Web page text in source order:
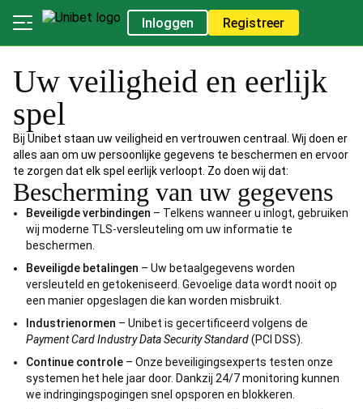
Inloggen Registreer
Uw veiligheid en eerlijk
spel
Bij Unibet staan uw veiligheid en vertrouwen centraal. Wij doen er
alles aan om uw persoonlijke gegevens te beschermen en ervoor
te zorgen dat elk spel eerlijk verloopt. Zo doen wij dat:
Bescherming van uw gegevens
Beveiligde verbindingen – Telkens wanneer u inlogt, gebruiken
wij moderne TLS-versleuteling om uw informatie te
beschermen.
Beveiligde betalingen – Uw betaalgegevens worden
versleuteld en getokeniseerd. Gevoelige data wordt nooit op
een manier opgeslagen die kan worden misbruikt.
Industrienormen – Unibet is gecertificeerd volgens de
Payment Card Industry Data Security Standard(PCI DSS).
Continue controle – Onze beveiligingsexperts testen onze
systemen het hele jaar door. Dankzij 24/7 monitoring kunnen
we indringingspogingen snel opsporen en blokkeren.